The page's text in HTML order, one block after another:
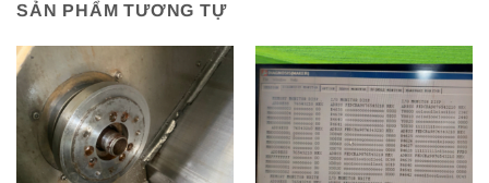
SẢN PHẨM TƯƠNG TỰ